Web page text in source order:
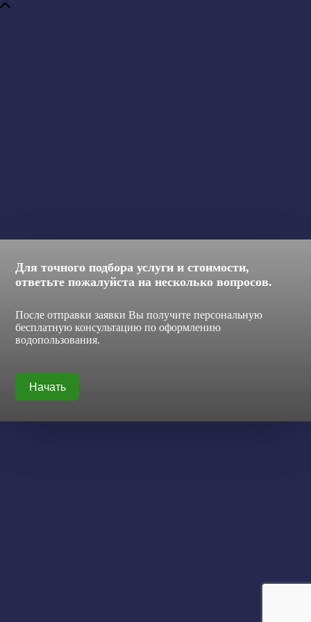
Для точного подбора услуги и стоимости,
ответьте пожалуйста на несколько вопросов.
После отправки заявки Вы получите персональную
бесплатную консультацию по оформлению
водопользования.
Начать